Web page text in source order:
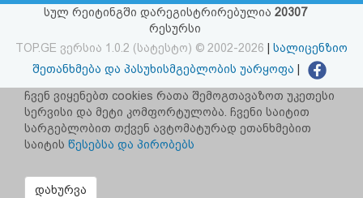
სულ რეიტინგში დარეგისტრირებულია 20307
რესურსი
TOP.GE ვერსია 1.0.2 (სატესტო) © 2002-2026
სალიცენზიო
შეთანხმება და პასუხისმგებლობის უარყოფა
facebook.com/TOP.GE
იხილეთ TOP.GE - ის ძველი ვერსია ბმულზე
TOP.GE-ს სერვერების განთავსებას და ინტერნეტთან კავშირს
ჩვენ ვიყენებთ cookies რათა შემოგთავაზოთ უკეთესი
სერვისი და მეტი კომფორტულობა. ჩვენი საიტით
სარგებლობით თქვენ ავტომატურად ეთანხმებით
საიტის წესებსა და პირობებს
დახურვა